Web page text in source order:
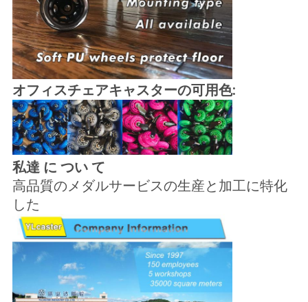
オフィスチェアキャスターの可用色:
私達 に つい て
高品質のメダルサービスの生産と加工に特化
した